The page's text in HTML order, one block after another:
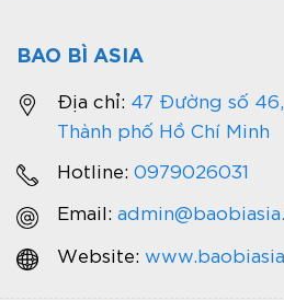
BAO BÌ ASIA
Địa chỉ: 47 Đường số 46,
Thành phố Hồ Chí Minh
Hotline: 0979026031
Email:
Website: